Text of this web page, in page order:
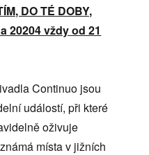
DO TÉ DOBY,
20204 vždy od 21
Continuo jsou
událostí, při které
oživuje
místa v jižních